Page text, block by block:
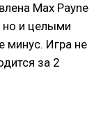
Max Payne
и целыми
минус. Игра не
за 2